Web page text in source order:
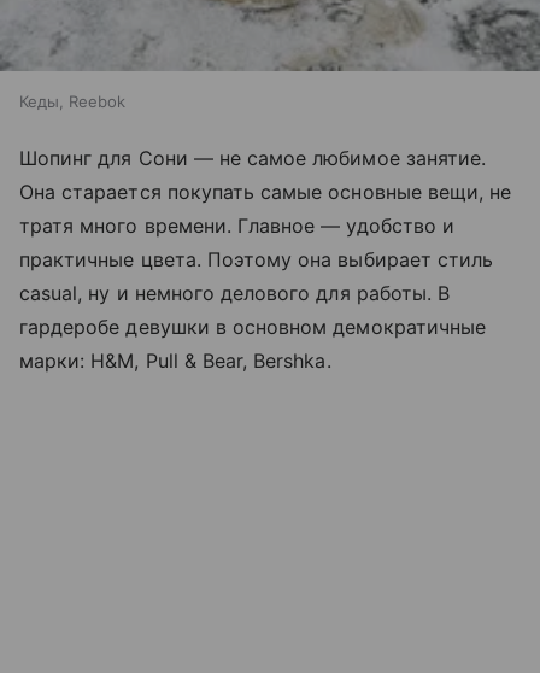
Кеды, Reebok
Шопинг для Сони — не самое любимое занятие.
Она старается покупать самые основные вещи, не
тратя много времени. Главное — удобство и
практичные цвета. Поэтому она выбирает стиль
casual, ну и немного делового для работы. В
гардеробе девушки в основном демократичные
марки: H&M, Pull & Bear, Bershka.